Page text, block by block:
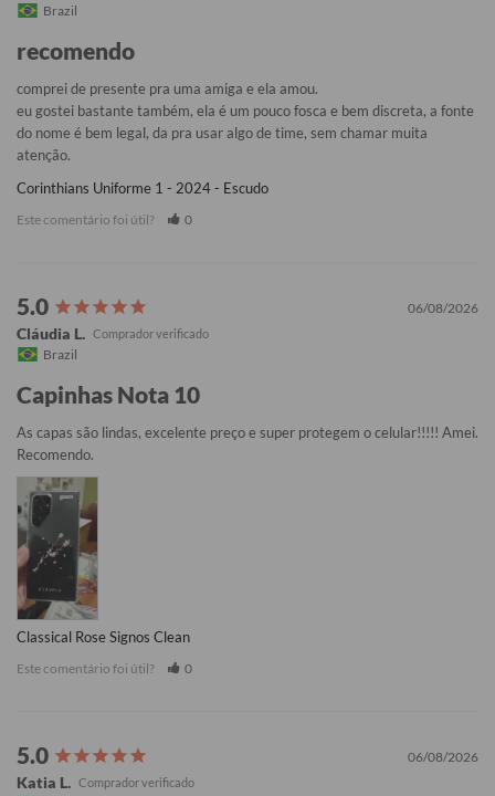
Brazil
recomendo
comprei de presente pra uma amiga e ela amou.
eu gostei bastante também, ela é um pouco fosca e bem discreta, a fonte
do nome é bem legal, da pra usar algo de time, sem chamar muita
atenção.
Corinthians Uniforme 1 - 2024 - Escudo
Este comentário foi útil? 0
06/08/2026
Cláudia L.
Brazil
Capinhas Nota 10
As capas são lindas, excelente preço e super protegem o celular!!!!! Amei.
Recomendo.
Classical Rose Signos Clean
Este comentário foi útil? 0
06/08/2026
Katia L.